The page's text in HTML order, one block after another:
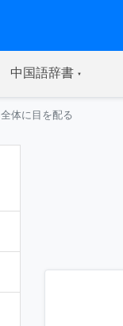
中国語辞書(current)
全体に目を配る